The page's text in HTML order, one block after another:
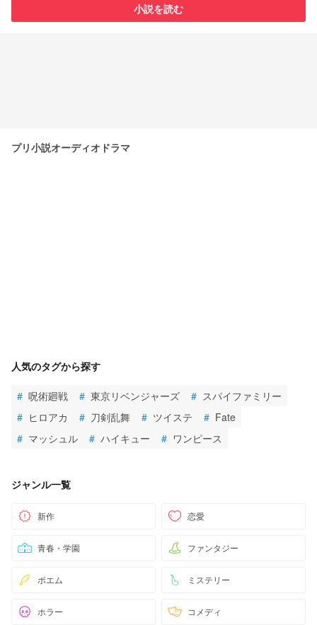
小説を読む
プリ小説オーディオドラマ
人気のタグから探す
# 呪術廻戦 # 東京リベンジャーズ # スパイファミリー
# ヒロアカ # 刀剣乱舞 # ツイステ # Fate
# マッシュル # ハイキュー # ワンピース
ジャンル一覧
新作 恋愛
青春・学園 ファンタジー
ポエム ミステリー
ホラー コメディ